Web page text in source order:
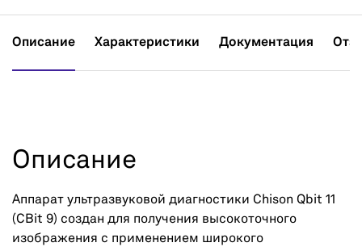
Описание Характеристики Документация
Описание
Аппарат ультразвуковой диагностики Chison Qbit 11
(CBit 9) создан для получения высокоточного
изображения с применением широкого